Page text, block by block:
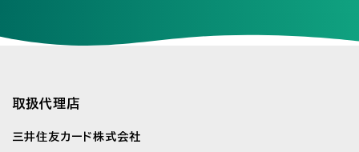
取扱代理店
三井住友カード株式会社